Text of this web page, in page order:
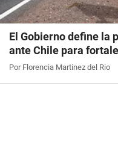
El Gobierno define la
ante Chile para
Por Florencia Martinez del Rio